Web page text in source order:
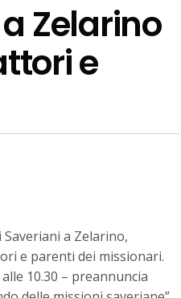
Zelarino
e
a Zelarino,
e parenti dei missionari.
10.30 – preannuncia